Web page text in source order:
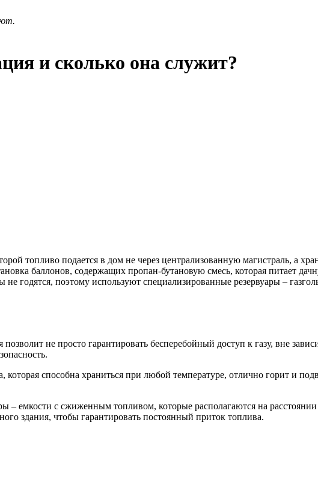
и сколько она служит?
топливо подается в дом не через централизованную магистраль, а
баллонов, содержащих пропан-бутановую смесь, которая питает
годятся, поэтому используют специализированные резервуары –
не просто гарантировать бесперебойный доступ к газу, вне
которая способна храниться при любой температуре, отлично горит и
– емкости с сжиженным топливом, которые располагаются на
здания, чтобы гарантировать постоянный приток топлива.